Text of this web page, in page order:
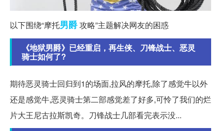
以下围绕“摩托男爵攻略”主题解决网友的困惑
《地狱男爵》已经重启，再生侠、刀锋战士、恶灵
骑士如何了?
期待恶灵骑士回归到1的场面,拉风的摩托,除了感觉牛以外
还是感觉牛,恶灵骑士第二部感觉差了好多,可怜了我们的烂
片大王尼古拉斯凯奇。刀锋战士几部看完表示没...